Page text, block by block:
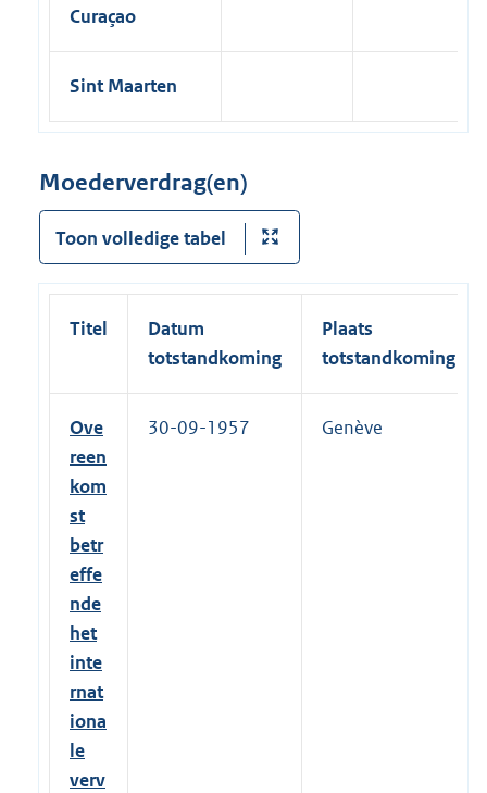
Curaçao
Sint Maarten
Moederverdrag(en)
Toon volledige tabel
Titel
Datum
totstandkoming
Plaats
totstandkoming
Ove
reen
kom
st
betr
effe
nde
het
inte
rnat
iona
le
verv
30-09-1957 Genève